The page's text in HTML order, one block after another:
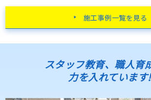
施工事例一覧を見る
スタッフ教育、職人育
力を入れています!